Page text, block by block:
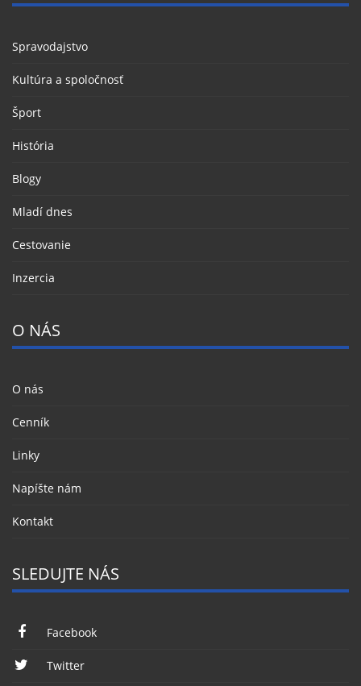
Spravodajstvo
Kultúra a spoločnosť
Šport
História
Blogy
Mladí dnes
Cestovanie
Inzercia
O NÁS
O nás
Cenník
Linky
Napíšte nám
Kontakt
SLEDUJTE NÁS
Facebook
Twitter